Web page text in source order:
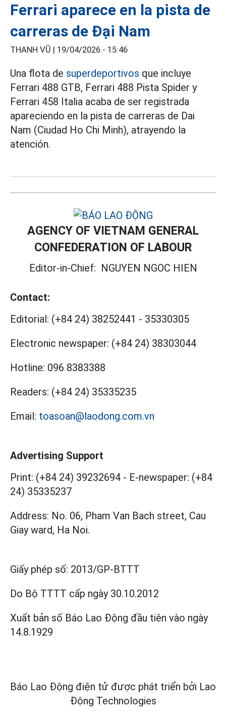
Ferrari aparece en la pista de
carreras de Đại Nam
THANH VŨ | 19/04/2026 - 15:46
Una flota de superdeportivos que incluye
Ferrari 488 GTB, Ferrari 488 Pista Spider y
Ferrari 458 Italia acaba de ser registrada
apareciendo en la pista de carreras de Dai
Nam (Ciudad Ho Chi Minh), atrayendo la
atención.
AGENCY OF VIETNAM GENERAL
CONFEDERATION OF LABOUR
Editor-in-Chief: NGUYEN NGOC HIEN
Contact:
Editorial: (+84 24) 38252441 - 35330305
Electronic newspaper: (+84 24) 38303044
Hotline: 096 8383388
Readers: (+84 24) 35335235
Email: toasoan@laodong.com.vn
Advertising Support
Print: (+84 24) 39232694 - E-newspaper: (+84
24) 35335237
Address: No. 06, Pham Van Bach street, Cau
Giay ward, Ha Noi.
Giấy phép số: 2013/GP-BTTT
Do Bộ TTTT cấp ngày 30.10.2012
Xuất bản số Báo Lao Động đầu tiên vào ngày
14.8.1929
Báo Lao Động điện tử được phát triển bởi Lao
Động Technologies